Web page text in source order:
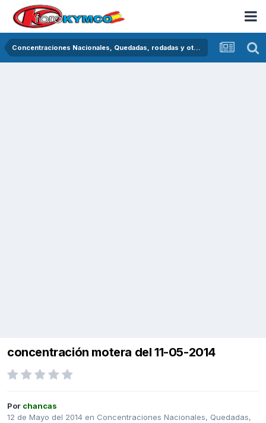
Concentraciones Nacionales, Quedadas, rodadas y otras crónicas del asfalto
concentración motera del 11-05-2014
Por chancas
12 de Mayo del 2014 en Concentraciones Nacionales, Quedadas,